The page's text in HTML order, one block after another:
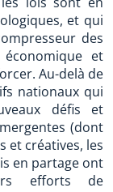
et qui
des
et
Au-delà de
nationaux qui
défis et
(dont
et créatives, les
en partage ont
efforts de